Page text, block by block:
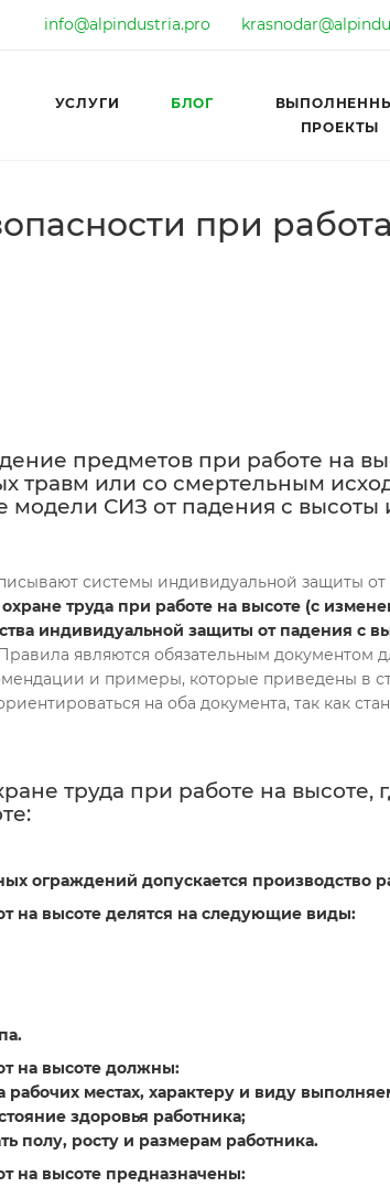
info@alpindustria.pro
УСЛУГИ БЛОГ
ПРОЕКТЫ
при
предметов при работе на
травм или со смертельным
СИЗ от падения с
системы индивидуальной защиты
труда при работе на высоте (с
индивидуальной защиты от падения
Правила являются обязательным
и примеры, которые приведены в
на оба документа, так как
труда при работе на высоте,
ограждений допускается производство
на высоте делятся на следующие виды:
на высоте должны:
местах, характеру и виду
здоровья работника;
полу, росту и размерам работника.
на высоте предназначены: